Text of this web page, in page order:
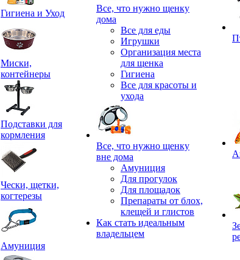
Гигиена и Уход
Миски,
контейнеры
Подставки для
кормления
Чески, щетки,
когтерезы
Амуниция
Все, что нужно щенку
дома
Все для еды
Игрушки
Организация места
для щенка
Гигиена
Все для красоты и
ухода
Все, что нужно щенку
вне дома
Амуниция
Для прогулок
Для площадок
Препараты от блох,
клещей и глистов
Как стать идеальным
владельцем